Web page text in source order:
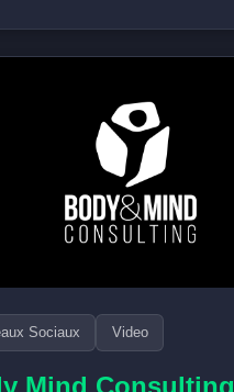
Sociaux Video
Mind Consulting